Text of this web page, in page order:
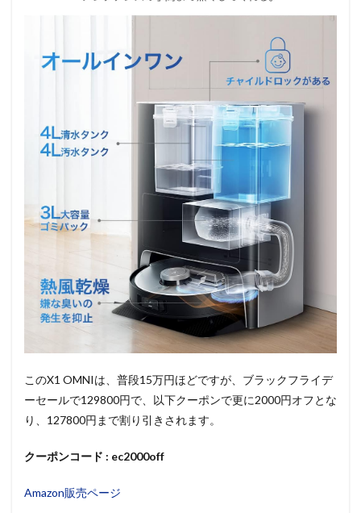
このX1 OMNIは、普段15万円ほどですが、ブラックフライデ
ーセールで129800円で、以下クーポンで更に2000円オフとな
り、127800円まで割り引きされます。
クーポンコード : ec2000off
Amazon販売ページ